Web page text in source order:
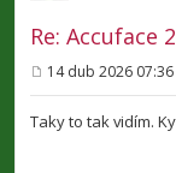
Re: Accuface
ř
í
14 dub 2026 07:36
Taky to tak vidím.